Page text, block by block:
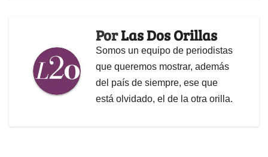
PorLas Dos Orillas
Somos un equipo de periodistas
que queremos mostrar, además
del país de siempre, ese que
está olvidado, el de la otra orilla.